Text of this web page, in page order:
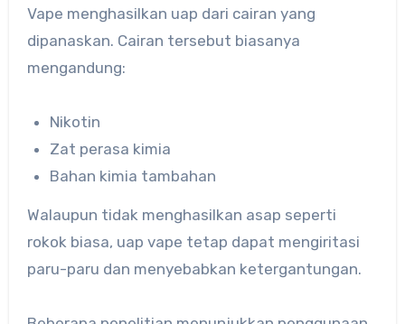
Vape menghasilkan uap dari cairan yang
dipanaskan. Cairan tersebut biasanya
mengandung:
Nikotin
Zat perasa kimia
Bahan kimia tambahan
Walaupun tidak menghasilkan asap seperti
rokok biasa, uap vape tetap dapat mengiritasi
paru-paru dan menyebabkan ketergantungan.